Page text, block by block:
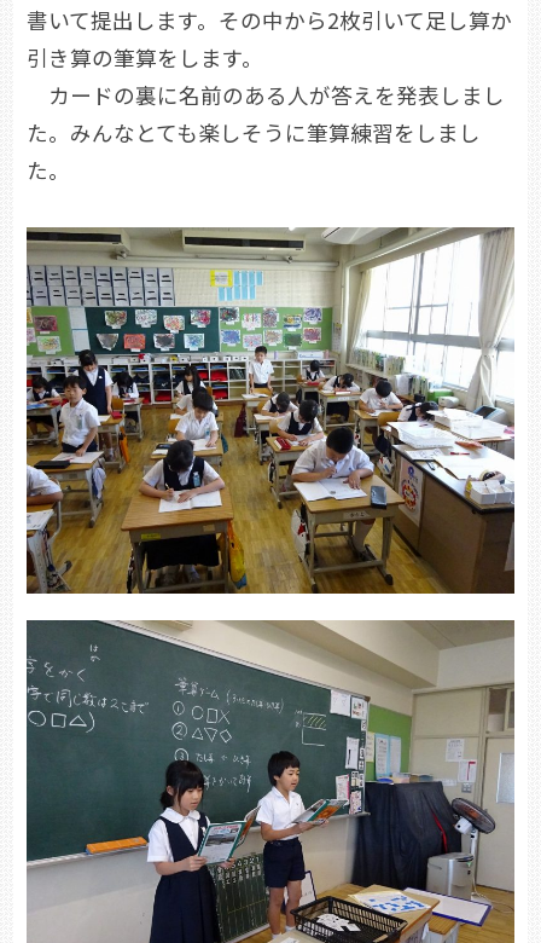
書いて提出します。その中から2枚引いて足し算か
引き算の筆算をします。
カードの裏に名前のある人が答えを発表しまし
た。みんなとても楽しそうに筆算練習をしまし
た。